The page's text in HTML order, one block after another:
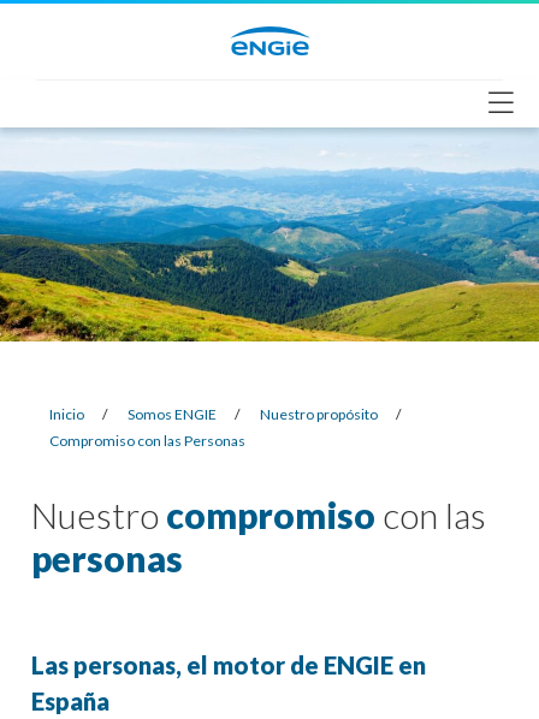
Inicio / Somos ENGIE / Nuestro propósito
/
Compromiso con las Personas
Nuestrocompromiso con las
personas
Las personas, el motor de ENGIE en
España